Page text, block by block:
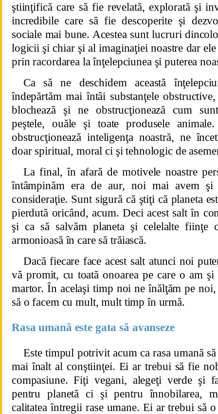
ştiinţifică care să fie revelată, explorată şi
incredibile care să fie descoperite şi
sociale mai bune. Acestea sunt lucruri
logicii şi chiar şi al imaginaţiei noastre dar
prin racordarea la înţelepciunea şi puterea
Ca să ne deschidem această
îndepărtăm mai întâi substanţele
blochează şi ne obstrucţionează cum
peştele, ouăle şi toate produsele
obstrucţionează inteligenţa noastră, ne
doar spiritual, moral ci şi tehnologic de
La final, în afară de motivele noastre
întâmpinăm era de aur, noi mai avem
consideraţie. Sunt sigură că ştiţi că planeta
pierdută oricând, acum. Deci acest salt în
şi ca să salvăm planeta şi celelalte fiinţe
armonioasă în care să trăiască.
Dacă fiecare face acest salt atunci noi
vă promit, cu toată onoarea pe care o am şi
martor. În acelaşi timp noi ne înălţăm pe
să o facem cu mult, mult timp în urmă.
Rasa umană este gata să avanseze
Este timpul potrivit acum ca rasa umană
mai înalt al conştiinţei. Ei ar trebui să fie
compasiune. Fiţi vegani, alegeţi verde şi
pentru planetă ci şi pentru înnobilarea,
calitatea întregii rase umane. Ei ar trebui să